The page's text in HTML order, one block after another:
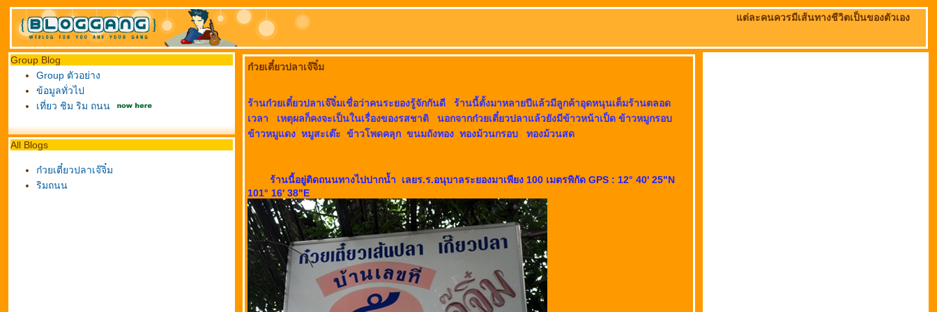
ต่ละคนควรมีเส้นทางชีวิตเป็นของตัวเอง
Group Blog
Group ตัวอย่าง
ข้อมูลทั่วไป
เที่ยว ชิม ริม ถนน
All Blogs
ก๋วยเตี๋ยวปลาเจ๊จิ๋ม
ริมถนน
ก๋วยเตี๋ยวปลาเจ๊จิ๋ม
ร้านก๋วยเตี๋ยวปลาเจ๊จิ๋มเชื่อว่าคนระยองรู้จักกันดี ร้านนี้ตั้งมาหลายปีแล้วมีลูกค้าอุดหนุนเต็มร้านตลอด
เวลา เหตุผลก็คงจะเป็นในเรื่องของรสชาติ นอกจากก๋วยเตี๋ยวปลาแล้วยังมีข้าวหน้าเป็ด ข้าวหมูกรอบ
ข้าวหมูแดง หมูสะเต๊ะ ข้าวโพดคลุก ขนมถังทอง ทองม้วนกรอบ ทองม้วนสด
ร้านนี้อยู่ติดถนนทางไปปากน้ำ เลยร.ร.อนุบาลระยองมาเพียง 100 เมตรพิกัด GPS : 12° 40' 25"N
101° 16' 38"E